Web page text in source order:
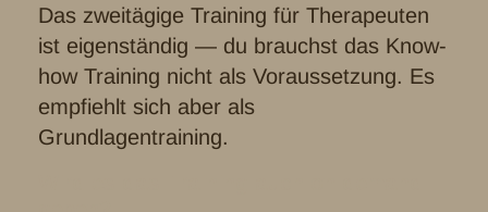
Das zweitägige Training für Therapeuten
ist eigenständig — du brauchst das Know-
how Training nicht als Voraussetzung. Es
empfiehlt sich aber als
Grundlagentraining.